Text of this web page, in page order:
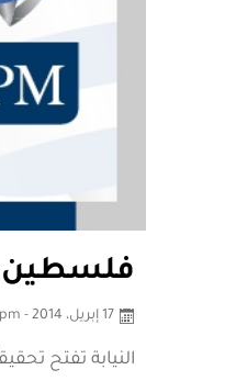
فلسطين:
17 إبريل، 2014 - 10:04pm
النيابة تفتح